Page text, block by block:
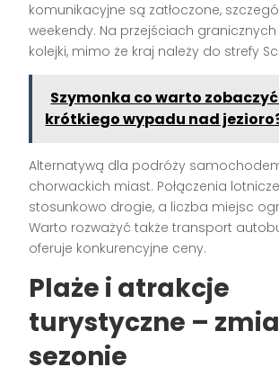
komunikacyjne są zatłoczone,
weekendy. Na przejściach
kolejki, mimo że kraj należy do strefy
Szymonka co warto
krótkiego wypadu nad
Alternatywą dla podróży
chorwackich miast. Połączenia
stosunkowo drogie, a liczba miejsc
Warto rozważyć także transport
oferuje konkurencyjne ceny.
Plaże i atrakcje
turystyczne –
sezonie